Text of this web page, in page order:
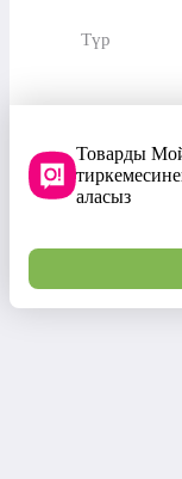
Түр
Товарды
аласыз